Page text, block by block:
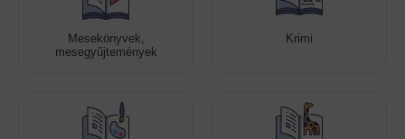
Mesekönyvek,
mesegyűjtemények
Krimi